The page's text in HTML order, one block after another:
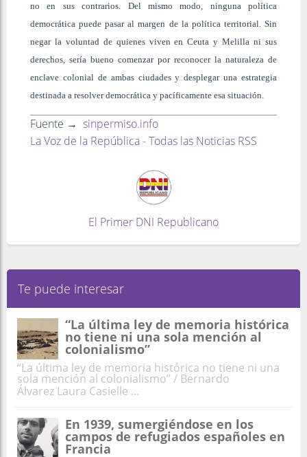
no en sus contrarios. Del mismo modo, ninguna política
democrática puede pasar al margen de la política territorial. Sin
negar la voluntad de quienes viven en Ceuta y Melilla ni sus
derechos, sería bueno comenzar por reconocer la naturaleza de
enclave colonial de ambas ciudades y desplegar una estrategia
destinada a resolver democrática y pacíficamente esa situación.
Fuente → sinpermiso.info
La Voz de la República - Todas las Noticias RSS
El Primer DNI Republicano
Te puede interesar
“La última ley de memoria histórica
no tiene ni una sola mención al
colonialismo”
“La última ley de memoria histórica no tiene ni una
sola mención al colonialismo” / Bernardo
Álvarez Laura Casielle ...
En 1939, sumergiéndose en los
campos de refugiados españoles en
Francia